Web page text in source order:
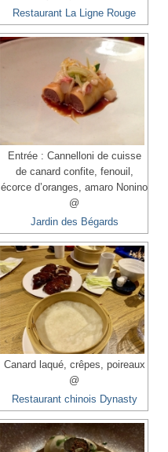
Restaurant La Ligne Rouge
Entrée : Cannelloni de cuisse
de canard confite, fenouil,
écorce d’oranges, amaro Nonino
@
Jardin des Bégards
Canard laqué, crêpes, poireaux
@
Restaurant chinois Dynasty